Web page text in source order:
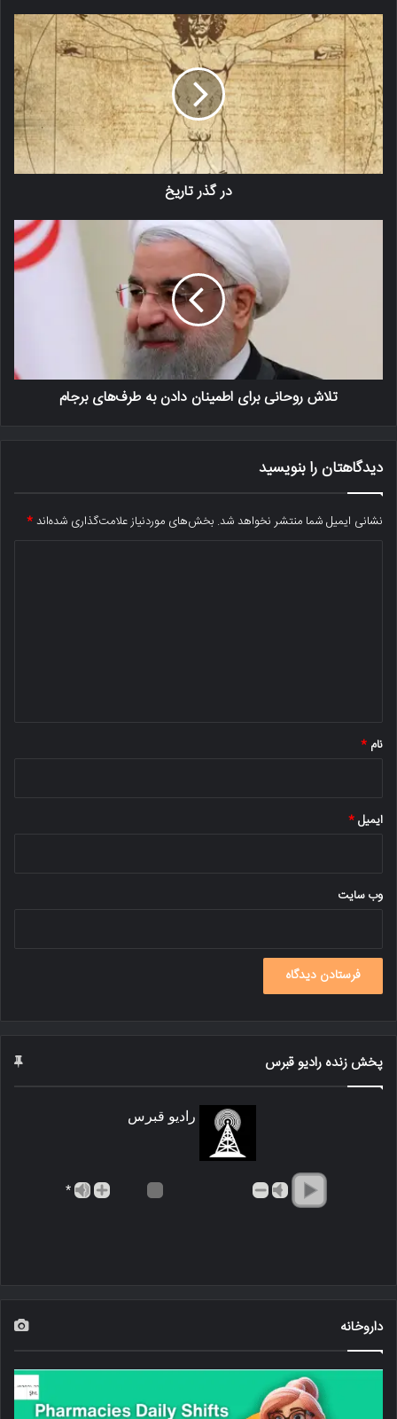
در گذر تاریخ
تلاش روحانی برای اطمینان دادن به طرف‌های برجام
دیدگاهتان را بنویسید
نشانی ایمیل شما منتشر نخواهد شد. بخش‌های موردنیاز علامت‌گذاری شده‌اند*
نام *
ایمیل*
وب‌ سایت
پخش زنده رادیو قبرس
رادیو قبرس
*
داروخانه